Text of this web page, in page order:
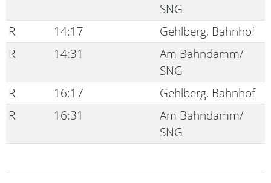
SNG
R
14:17
Gehlberg, Bahnhof
R
14:31
Am Bahndamm/
SNG
R
16:17
Gehlberg, Bahnhof
R
16:31
Am Bahndamm/
SNG